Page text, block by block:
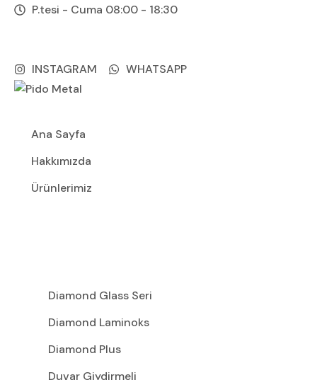
Skip
P.tesi - Cuma 08:00 - 18:30
INSTAGRAM
WHATSAPP
Ana Sayfa
Hakkımızda
Ürünlerimiz
Diamond Glass Seri
Diamond Laminoks
Diamond Plus
Duvar Giydirmeli